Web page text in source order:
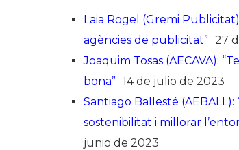
Laia Rogel (Gremi
agències de publicitat” 27
Joaquim Tosas (AECAVA):
bona” 14 de julio de 2023
Santiago Ballesté
sostenibilitat i millorar
junio de 2023